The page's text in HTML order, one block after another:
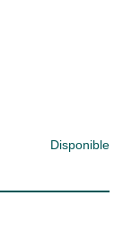
Disponible